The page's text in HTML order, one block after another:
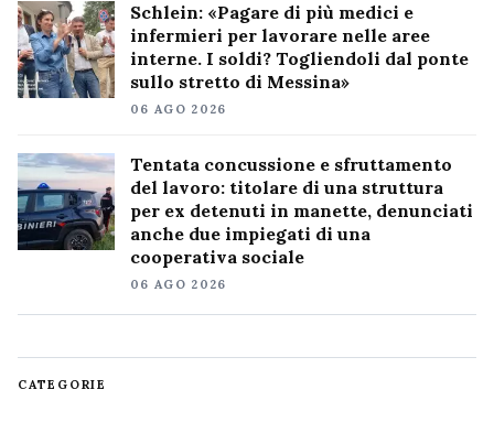
Schlein: «Pagare di più medici e
infermieri per lavorare nelle aree
interne. I soldi? Togliendoli dal ponte
sullo stretto di Messina»
06 AGO 2026
Tentata concussione e sfruttamento
del lavoro: titolare di una struttura
per ex detenuti in manette, denunciati
anche due impiegati di una
cooperativa sociale
06 AGO 2026
CATEGORIE